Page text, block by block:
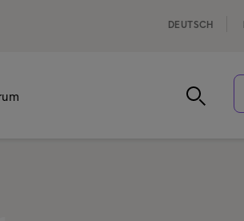
DEUTSCH